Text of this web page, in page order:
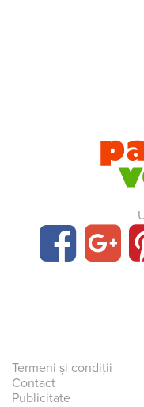
Termeni și condiții
Contact
Publicitate